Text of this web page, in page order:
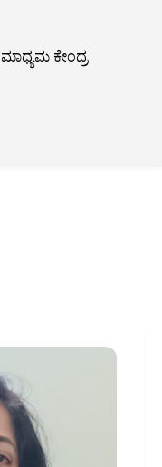
ಮಾಧ್ಯಮ ಕೇಂದ್ರ